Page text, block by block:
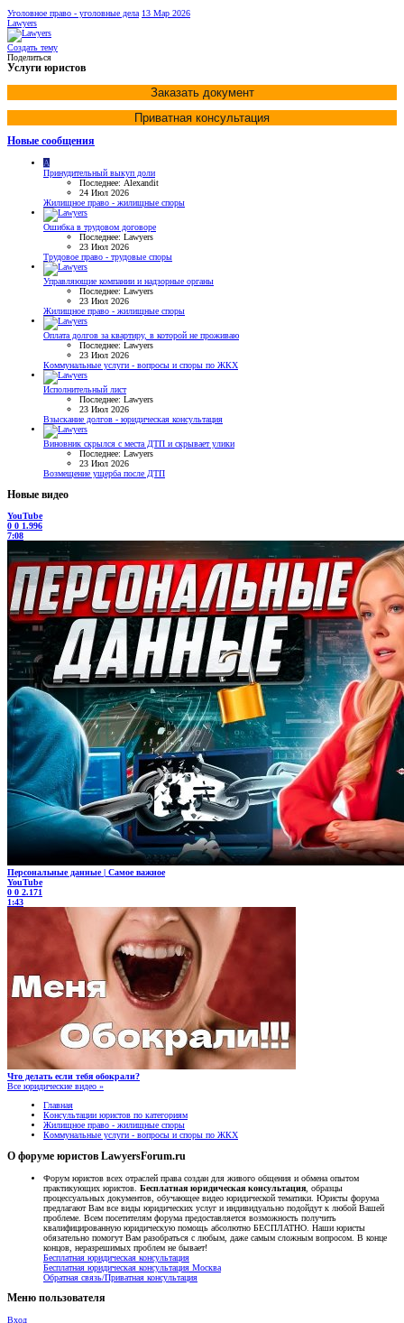
Уголовное право - уголовные дела 13 Мар 2026
Lawyers
Создать тему
Поделиться
Услуги юристов
Заказать документ
Приватная консультация
Новые сообщения
A
Принудительный выкуп доли
Последнее: Alexandit
24 Июл 2026
Жилищное право - жилищные споры
Ошибка в трудовом договоре
Последнее: Lawyers
23 Июл 2026
Трудовое право - трудовые споры
Управляющие компании и надзорные органы
Последнее: Lawyers
23 Июл 2026
Жилищное право - жилищные споры
Оплата долгов за квартиру, в которой не проживаю
Последнее: Lawyers
23 Июл 2026
Коммунальные услуги - вопросы и споры по ЖКХ
Исполнительный лист
Последнее: Lawyers
23 Июл 2026
Взыскание долгов - юридическая консультация
Виновник скрылся с места ДТП и скрывает улики
Последнее: Lawyers
23 Июл 2026
Возмещение ущерба после ДТП
Новые видео
YouTube
0 0 1.996
7:08
Персональные данные | Самое важное
YouTube
0 0 2.171
1:43
Что делать если тебя обокрали?
Все юридические видео »
Главная
Консультации юристов по категориям
Жилищное право - жилищные споры
Коммунальные услуги - вопросы и споры по ЖКХ
О форуме юристов LawyersForum.ru
Форум юристов всех отраслей права создан для живого общения и обмена опытом
практикующих юристов. Бесплатная юридическая консультация , образцы
процессуальных документов, обучающее видео юридической тематики. Юристы форума
предлагают Вам все виды юридических услуг и индивидуально подойдут к любой Вашей
проблеме. Всем посетителям форума предоставляется возможность получить
квалифицированную юридическую помощь абсолютно БЕСПЛАТНО. Наши юристы
обязательно помогут Вам разобраться с любым, даже самым сложным вопросом. В конце
концов, неразрешимых проблем не бывает!
Бесплатная юридическая консультация
Бесплатная юридическая консультация Москва
Обратная связь/Приватная консультация
Меню пользователя
Вход